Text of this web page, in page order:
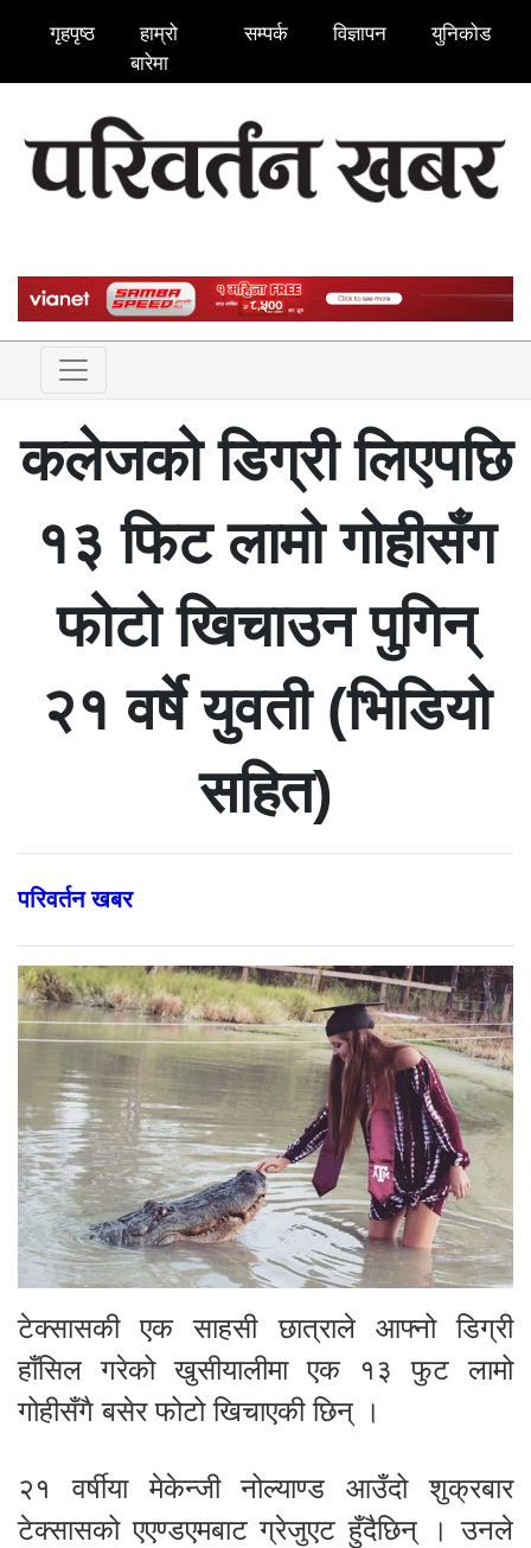
गृहपृष्ठ
हाम्रो
बारेमा
सम्पर्क विज्ञापन युनिकोड
कलेजको डिग्री लिएपछि
१३ फिट लामो गोहीसँग
फोटो खिचाउन पुगिन्
२१ वर्षे युवती (भिडियो
सहित)
परिवर्तन खबर
टेक्सासकी एक साहसी छात्राले आफ्नो डिग्री
हाँसिल गरेको खुसीयालीमा एक १३ फुट लामो
गोहीसँगै बसेर फोटो खिचाएकी छिन् ।
२१ वर्षीया मेकेन्जी नोल्याण्ड आउँदो शुक्रबार
टेक्सासको एएण्डएमबाट ग्रेजुएट हुँदैछिन् । उनले